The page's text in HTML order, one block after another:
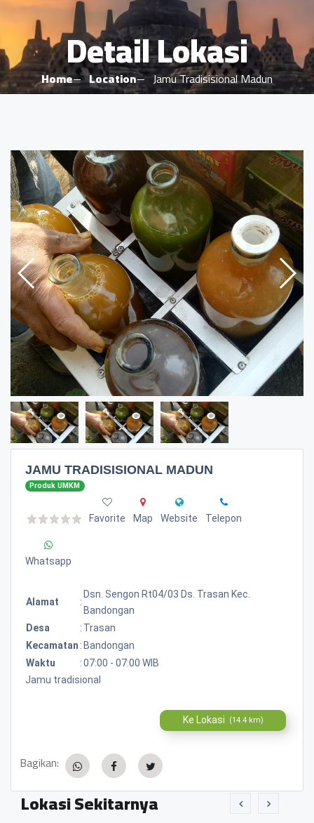
Detail Lokasi
Home Location Jamu Tradisisional Madun
JAMU TRADISISIONAL MADUN
Produk UMKM
Favorite Map Website Telepon
Whatsapp
Alamat :
Dsn. Sengon Rt04/03 Ds. Trasan Kec.
Bandongan
Desa
: Trasan
Kecamatan : Bandongan
Waktu
:07:00 - 07:00 WIB
Jamu tradisional
Ke Lokasi (14.4 km)
Bagikan:
Lokasi Sekitarnya